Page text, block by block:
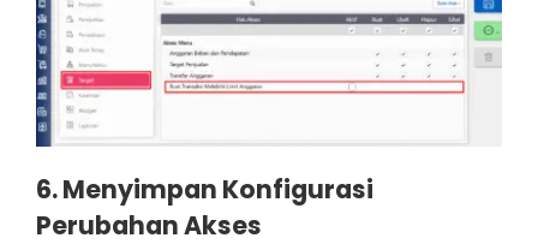
6. Menyimpan Konfigurasi
Perubahan Akses